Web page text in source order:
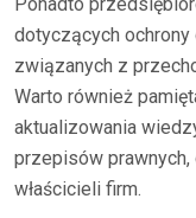
dotyczących
związanych z
Warto również
aktualizowania
przepisów
właścicieli firm.